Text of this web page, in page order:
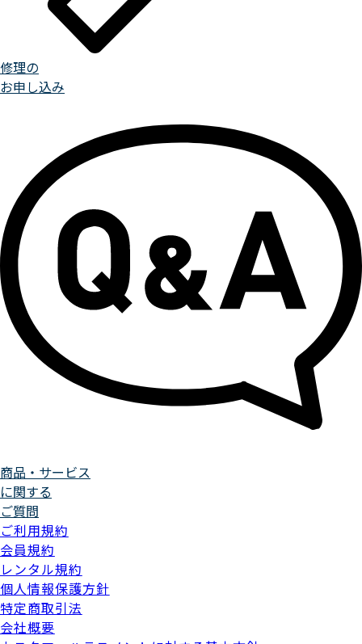
修理の
お申し込み
商品・サービス
に関する
ご質問
ご利用規約
会員規約
レンタル規約
個人情報保護方針
特定商取引法
会社概要